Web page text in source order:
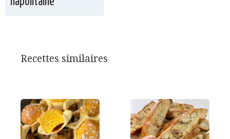
Recettes similaires